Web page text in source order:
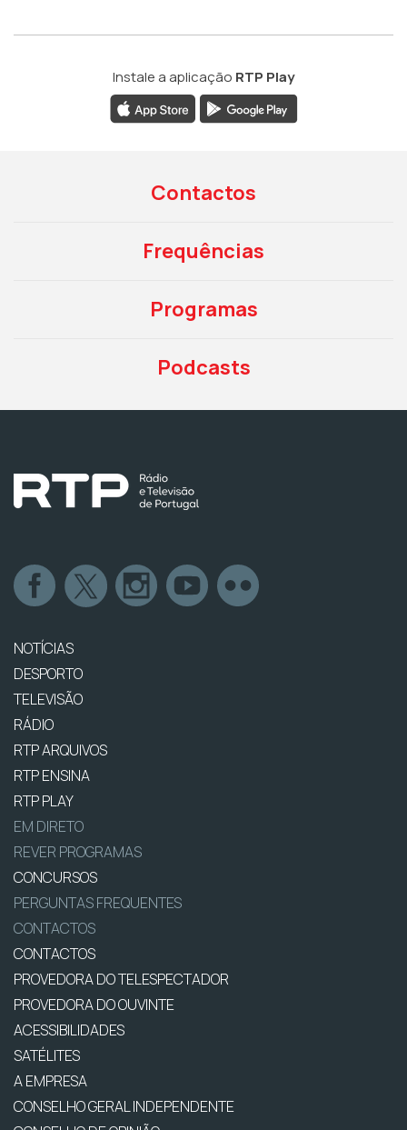
Instale a aplicação RTP Play
Contactos
Frequências
Programas
Podcasts
NOTÍCIAS
DESPORTO
TELEVISÃO
RÁDIO
RTP ARQUIVOS
RTP ENSINA
RTP PLAY
EM DIRETO
REVER PROGRAMAS
CONCURSOS
PERGUNTAS FREQUENTES
CONTACTOS
CONTACTOS
PROVEDORA DO TELESPECTADOR
PROVEDORA DO OUVINTE
ACESSIBILIDADES
SATÉLITES
A EMPRESA
CONSELHO GERAL INDEPENDENTE